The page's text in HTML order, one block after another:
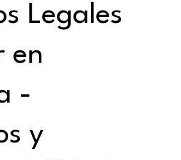
Legales
en
-
y